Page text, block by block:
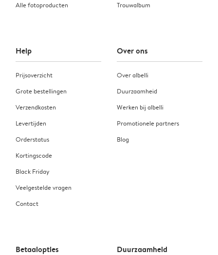
Alle fotoproducten
Trouwalbum
Help
Prijsoverzicht
Grote bestellingen
Verzendkosten
Levertijden
Orderstatus
Kortingscode
Black Friday
Veelgestelde vragen
Contact
Over ons
Over albelli
Duurzaamheid
Werken bij albelli
Promotionele partners
Blog
Betaalopties Duurzaamheid